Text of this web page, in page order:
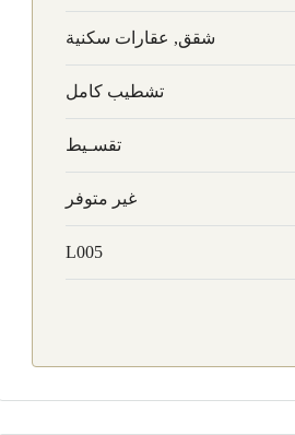
شقق, عقارات سكنية
تشطيب كامل
تقسـيط
غير متوفر
L005